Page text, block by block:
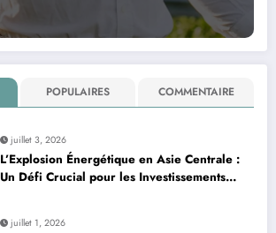
POPULAIRES COMMENTAIRE
juillet 3, 2026
L’Explosion Énergétique en Asie Centrale :
Un Défi Crucial pour les Investissements
juillet 1, 2026